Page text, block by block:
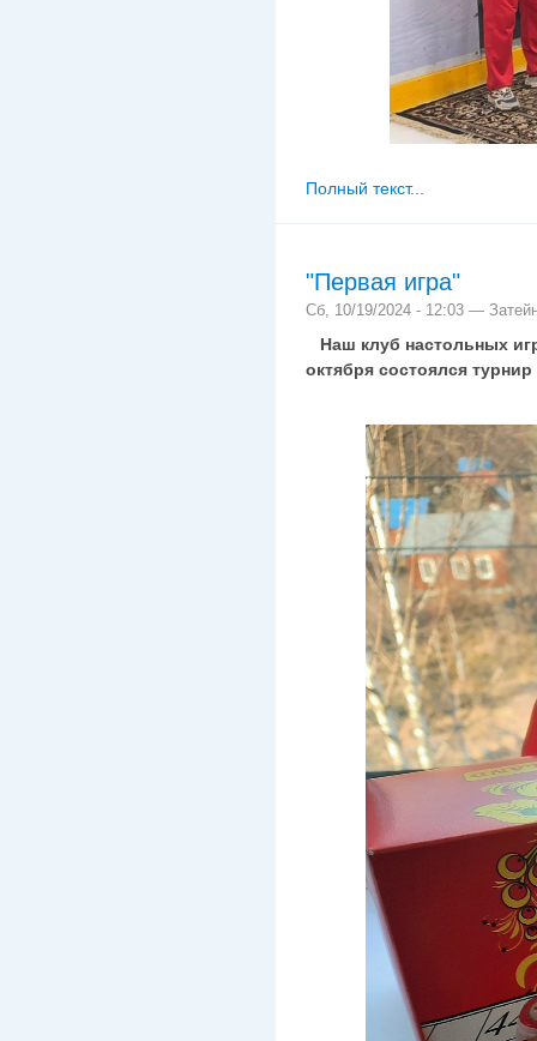
Полный текст...
"Первая игра"
Сб, 10/19/2024 - 12:03 —
Наш клуб настольных
октября состоялся